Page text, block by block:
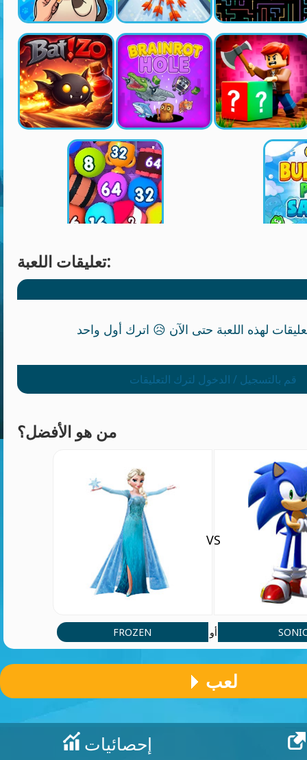
تعليقات اللعبة:
قم بالتسجيل / الدخول لترك التعليقات
من هو الأفضل؟
FROZEN
VS
أو
لعب